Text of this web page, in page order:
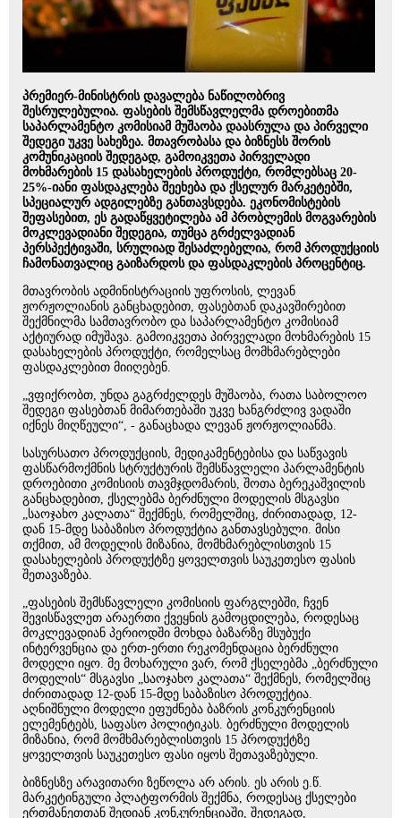
პრემიერ-მინისტრის დავალება ნაწილობრივ
შესრულებულია. ფასების შემსწავლელმა დროებითმა
საპარლამენტო კომისიამ მუშაობა დაასრულა და პირველი
შედეგი უკვე სახეზეა. მთავრობასა და ბიზნესს შორის
კომუნიკაციის შედეგად, გამოიკვეთა პირველადი
მოხმარების 15 დასახელების პროდუქტი, რომლებსაც 20-
25%-იანი ფასდაკლება შეეხება და ქსელურ მარკეტებში,
სპეციალურ ადგილებზე განთავსდება. ეკონომისტების
შეფასებით, ეს გადაწყვეტილება ამ პრობლემის მოგვარების
მოკლევადიანი შედეგია, თუმცა გრძელვადიან
პერსპექტივაში, სრულიად შესაძლებელია, რომ პროდუქციის
ჩამონათვალიც გაიზარდოს და ფასდაკლების პროცენტიც.
მთავრობის ადმინისტრაციის უფროსის, ლევან
ჟორჟოლიანის განცხადებით, ფასებთან დაკავშირებით
შექმნილმა სამთავრობო და საპარლამენტო კომისიამ
აქტიურად იმუშავა. გამოიკვეთა პირველადი მოხმარების 15
დასახელების პროდუქტი, რომელსაც მომხმარებლები
ფასდაკლებით მიიღებენ.
„ვფიქრობთ, უნდა გაგრძელდეს მუშაობა, რათა საბოლოო
შედეგი ფასებთან მიმართებაში უკვე ხანგრძლივ ვადაში
იქნეს მიღწეული“, - განაცხადა ლევან ჟორჟოლიანმა.
სასურსათო პროდუქციის, მედიკამენტებისა და საწვავის
ფასწარმოქმნის სტრუქტურის შემსწავლელი პარლამენტის
დროებითი კომისიის თავმჯდომარის, შოთა ბერეკაშვილის
განცხადებით, ქსელებმა ბერძნული მოდელის მსგავსი
„საოჯახო კალათა“ შექმნეს, რომელშიც, ძირითადად, 12-
დან 15-მდე საბაზისო პროდუქტია განთავსებული. მისი
თქმით, ამ მოდელის მიზანია, მომხმარებლისთვის 15
დასახელების პროდუქტზე ყოველთვის საუკეთესო ფასის
შეთავაზება.
„ფასების შემსწავლელი კომისიის ფარგლებში, ჩვენ
შევისწავლეთ არაერთი ქვეყნის გამოცდილება, როდესაც
მოკლევადიან პერიოდში მოხდა ბაზარზე მსუბუქი
ინტერვენცია და ერთ-ერთი რეკომენდაცია ბერძნული
მოდელი იყო. მე მოხარული ვარ, რომ ქსელებმა „ბერძნული
მოდელის“ მსგავსი „საოჯახო კალათა“ შექმნეს, რომელშიც
ძირითადად 12-დან 15-მდე საბაზისო პროდუქტია.
აღნიშნული მოდელი ეფუძნება ბაზრის კონკურენციის
ელემენტებს, საფასო პოლიტიკას. ბერძნული მოდელის
მიზანია, რომ მომხმარებლისთვის 15 პროდუქტზე
ყოველთვის საუკეთესო ფასი იყოს შეთავაზებული.
ბიზნესზე არავითარი ზეწოლა არ არის. ეს არის ე.წ.
მარკეტინგული პლატფორმის შექმნა, როდესაც ქსელები
ერთმანეთთან შედიან კონკურენციაში, შედეგად,